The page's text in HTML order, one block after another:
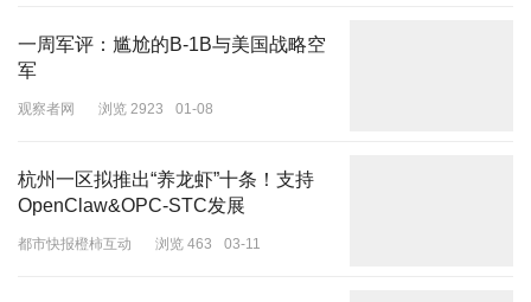
让普京下定决心处理国防部内的腐败等问题。4月以来，国防部副部
长伊万诺夫、人事总局局长库兹涅佐夫、国防订单保障司司长维尔捷
国防部副部长伊万诺夫被捕
一周军评：尴尬的B-1B与美国战略空
军
观察者网 浏览 2923 01-08
杭州一区拟推出“养龙虾”十条！支持
OpenClaw&OPC-STC发展
都市快报橙柿互动 浏览 463 03-11